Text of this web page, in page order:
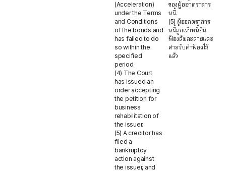
(Acceleration)
under the Terms
and Conditions
of the bonds and
has failed to do
so within the
specified
period.
(4) The Court
has issued an
order accepting
the petition for
business
rehabilitation of
the issuer.
(5) A creditor has
filed a
bankruptcy
action against
the issuer, and
ของผู้ออกตราสาร
หนี้
(5) ผู้ออกตราสาร
หนี้ถูกเจ้าหนี้ยื่น
ฟ้องล้มละลายและ
ศาลรับคำฟ้องไว้
แล้ว